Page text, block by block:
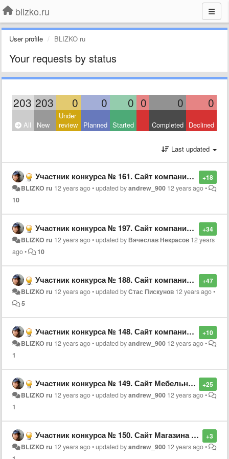
blizko.ru
User profile BLIZKO ru
Your requests by status
203 203 0 0 0 0 0 0
All New
Under
review
Planned Started Completed Declined
Last updated
+18
Участник конкурса № 161. Сайт компании “Вывески66.рф", г. Екатеринбург
BLIZKO ru 12 years ago•updated byandrew_900 12 years ago•
10
+34
Участник конкурса № 197. Сайт компании “Арсо”, г. Москва
BLIZKO ru 12 years ago•updated byВячеслав Некрасов 12 years
ago• 10
+47
Участник конкурса № 188. Сайт компании “Ресторан-кабаре “Мистер Икс", г. Челябинск
BLIZKO ru 12 years ago•updated byСтас Пискунов 12 years ago•
5
+10
Участник конкурса № 148. Сайт компании “ИП Осипенко С.Я.”, г. Пермь
BLIZKO ru 12 years ago•updated byandrew_900 12 years ago•
1
+25
Участник конкурса № 149. Сайт Мебельного салона “Симфония”, г. Самара
BLIZKO ru 12 years ago•updated byandrew_900 12 years ago•
1
+3
Участник конкурса № 150. Сайт Магазина косметики “Парис и Елена”, г. Самара
BLIZKO ru 12 years ago•updated byandrew_900 12 years ago•